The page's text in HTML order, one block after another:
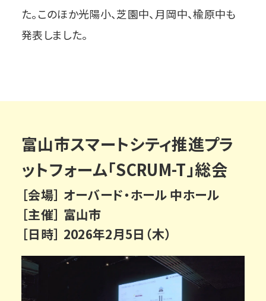
た。このほか光陽小、芝園中、月岡中、楡原中も
発表しました。
富山市スマートシティ推進プラ
ットフォーム「SCRUM-T」総会
［会場］ オーバード・ホール 中ホール
［主催］ 富山市
［日時］ 2026年2月5日（木）